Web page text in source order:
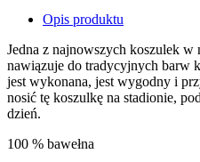
Opis produktu
Jedna z najnowszych koszulek
nawiązuje do tradycyjnych barw
jest wykonana, jest wygodny i
nosić tę koszulkę na stadionie,
dzień.
100 % bawełna